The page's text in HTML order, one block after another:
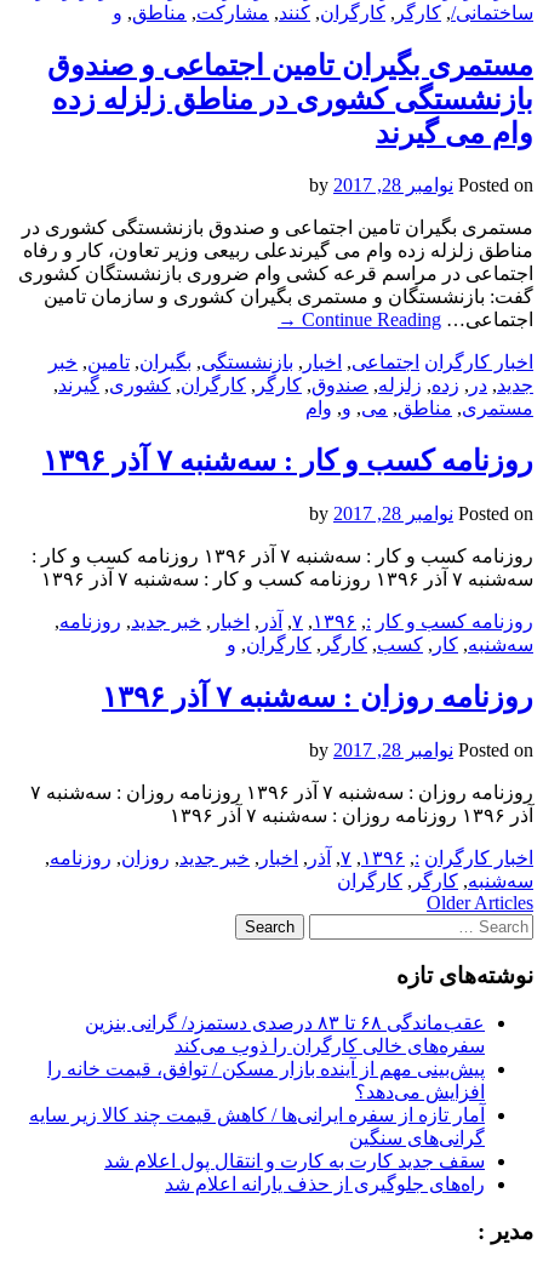
ساختمانی/, کارگر , کارگران, کنند, مشارکت, مناطق, و
مستمری بگیران تامین اجتماعی و صندوق
بازنشستگی کشوری در مناطق زلزله زده
وام می گیرند
Posted on نوامبر 28, 2017
مستمری بگیران تامین اجتماعی و صندوق بازنشستگی کشوری در
مناطق زلزله زده وام می گیرندعلی ربیعی وزیر تعاون، کار و رفاه
اجتماعی در مراسم قرعه کشی وام ضروری بازنشستگان کشوری
گفت: بازنشستگان و مستمری بگیران کشوری و سازمان تامین
اجتماعی… Continue Reading
→
اخبار کارگران اجتماعی, اخبار , بازنشستگی, بگیران, تامین, خبر
جدید, در , زده, زلزله, صندوق, کارگر , کارگران, کشوری, گیرند,
مستمری, مناطق, می, و, وام
روزنامه كسب و كار : سه‌شنبه ۷ آذر ۱۳۹۶
Posted on نوامبر 28, 2017
روزنامه كسب و كار : سه‌شنبه ۷ آذر ۱۳۹۶ روزنامه كسب و كار :
سه‌شنبه ۷ آذر ۱۳۹۶ روزنامه كسب و كار : سه‌شنبه ۷ آذر ۱۳۹۶
روزنامه كسب و كار :
, ۱۳۹۶, ۷, آذر , اخبار , خبر جدید, روزنامه,
سه‌شنبه, كار , كسب, کارگر , کارگران, و
روزنامه روزان : سه‌شنبه ۷ آذر ۱۳۹۶
Posted on نوامبر 28, 2017
روزنامه روزان : سه‌شنبه ۷ آذر ۱۳۹۶ روزنامه روزان : سه‌شنبه ۷
آذر ۱۳۹۶ روزنامه روزان : سه‌شنبه ۷ آذر ۱۳۹۶
اخبار کارگران :
, ۱۳۹۶, ۷, آذر , اخبار , خبر جدید, روزان, روزنامه,
سه‌شنبه, کارگر , کارگران
Post
navigation
Older Articles
Search
for:
نوشته‌های تازه
عقب‌ماندگی ۶۸ تا ۸۳ درصدی دستمزد/ گرانی بنزین
سفره‌های خالی کارگران را ذوب می‌کند
پیش‌بینی مهم از آینده بازار مسکن / توافق، قیمت خانه را
افزایش می‌دهد؟
آمار تازه از سفره ایرانی‌ها / کاهش قیمت چند کالا زیر سایه
گرانی‌های سنگین
سقف جدید کارت به کارت و انتقال پول اعلام شد
راه‌های جلوگیری از حذف یارانه اعلام شد
مدیر :